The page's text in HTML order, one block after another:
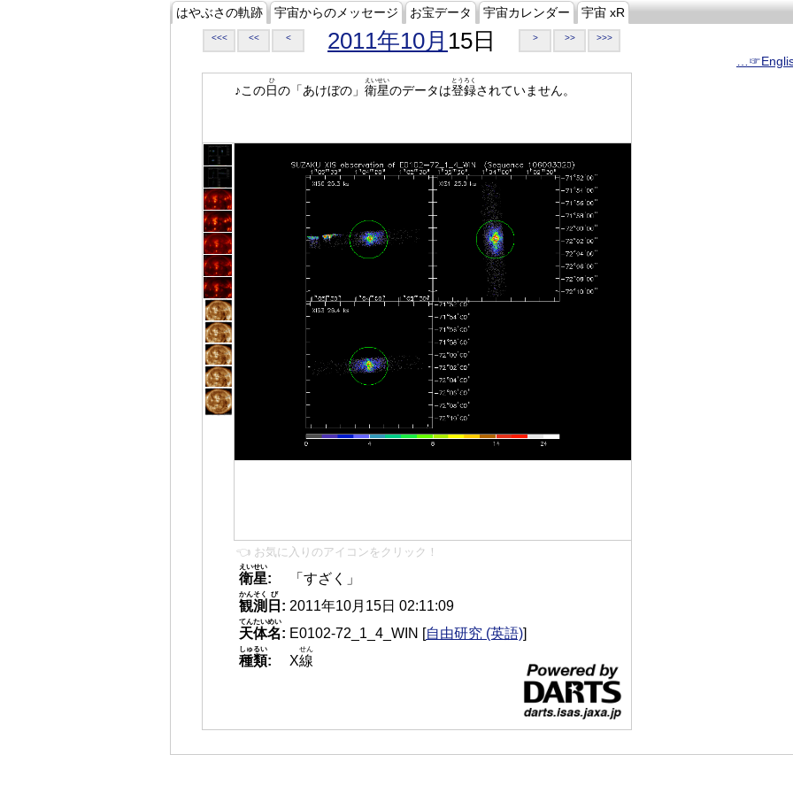
はやぶさの軌跡 宇宙からのメッセージ お宝データ 宇宙カレンダー 宇宙 xR
<<< << < 2011年10月 15日 > >> >>>
♪この日
ひ
の「あけぼの」 衛星
えいせい
のデータは登録
とうろく
されていません。
👈 お気に入りのアイコンをクリック！
衛星
えいせい
:
「すざく」
観測
かんそく
日
び
: 2011年10月15日 02:11:09
天体名
てんたいめい
: E0102-72_1_4_WIN [自由研究 (英語)]
種類
しゅるい
: X線
せん